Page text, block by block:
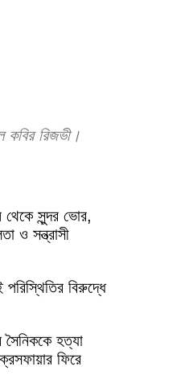
কবির রিজভী।
থেকে সুন্দর ভোর,
ও সন্ত্রাসী
বিরুদ্ধে
সৈনিককে হত্যা
ফিরে